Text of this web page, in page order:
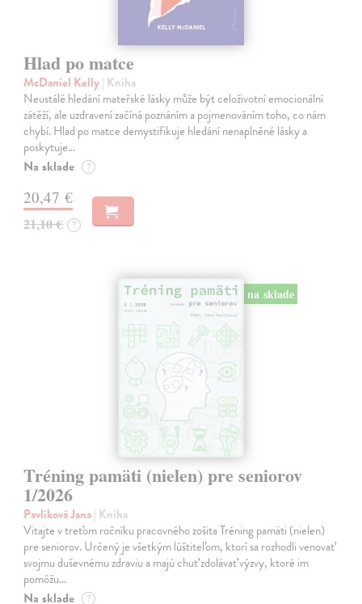
Hlad po matce
McDaniel Kelly| Kniha
Neustálé hledání mateřské lásky může být celoživotní emocionální
zátěží, ale uzdravení začíná poznáním a pojmenováním toho, co nám
chybí. Hlad po matce demystifikuje hledání nenaplněné lásky a
poskytuje…
Na sklade ?
20,47 €
21,10 € ?
na sklade
Tréning pamäti (nielen) pre seniorov
1/2026
Pavlíková Jana| Kniha
Vitajte v treťom ročníku pracovného zošita Tréning pamäti (nielen)
pre seniorov. Určený je všetkým lúštiteľom, ktorí sa rozhodli venovať
svojmu duševnému zdraviu a majú chuť zdolávať výzvy, ktoré im
pomôžu…
Na sklade ?